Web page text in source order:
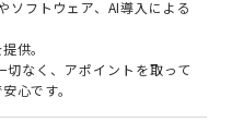
ソフトウェア、AI導入による
供。
切なく、アポイントを取って
心です。